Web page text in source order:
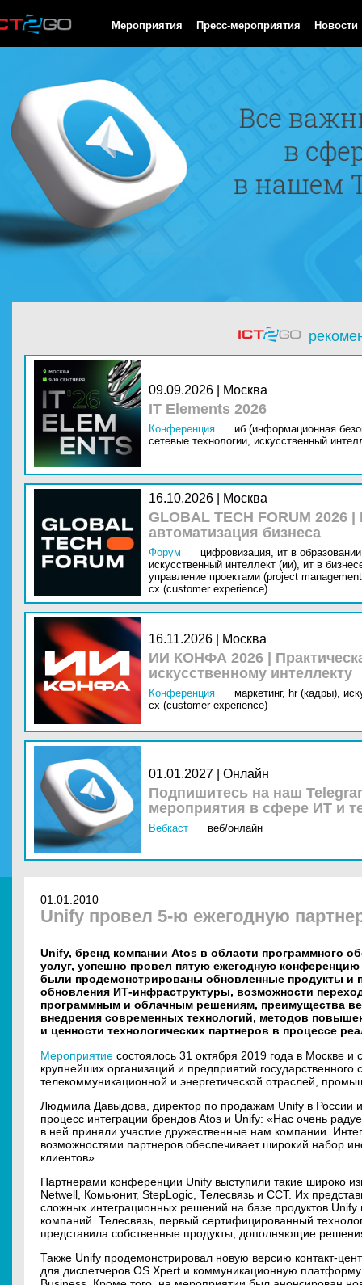
Мероприятия Пресс-мероприятия Новости
09.09.2026 | Москва
IT Elements 2026
Конференция
иб (информационная
сетевые технологии, искусственный
16.10.2026 | Москва
GLOBAL TECH FORUM
автоматизация бизнеса
Форум цифровизация, ит в
искусственный интеллект (ии), ит в
управление проектами (project
cx (customer experience)
16.11.2026 | Москва
ИИ КОНФА 2026 |
искусственному интеллекту
Конференция маркетинг, hr (кадры),
cx (customer experience)
01.01.2027 | Онлайн
Подпишитесь на наш
мероприятия в сфере ИТ и
Вебкаст веб/онлайн
01.01.2010
Unify провел 5-ю ежегодную
Unify, бренд компании Atos в области программного
услуг, успешно провел пятую ежегодную
были продемонстрированы обновленные продукты и
обновления ИТ-инфраструктуры, возможности
программным и облачным решениям, преимущества
внедрения современных технологий, методов
и ценности технологических партнеров в процессе
Мероприятие состоялось 31 октября 2019 года в Москве
крупнейших организаций и предприятий
телекоммуникационной и энергетической отраслей,
Людмила Давыдова, директор по продажам Unify в России
процесс интеграции брендов Atos и Unify: «Нас очень
в ней приняли участие дружественные нам компании.
возможностями партнеров обеспечивает широкий набор
клиентов».
Партнерами конференции Unify выступили такие широко
Netwell, Комьюнит, StepLogic, Телесвязь и ССТ. Их
сложных интеграционных решений на базе продуктов
компаний. Телесвязь, первый сертифицированный
представила собственные продукты, дополняющие
Также Unify продемонстрировал новую версию контакт-
для диспетчеров OS Xpert и коммуникационную